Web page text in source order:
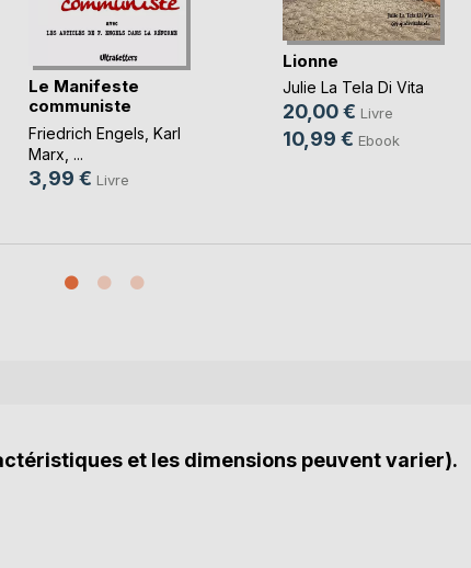
Le Manifeste
communiste
Friedrich Engels Karl
Marx , ...
3,99 € Livre
Lionne
Julie La Tela Di Vita
20,00 € Livre
10,99 € Ebook
et les dimensions peuvent varier).